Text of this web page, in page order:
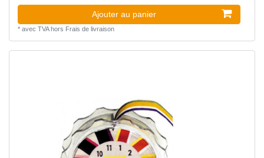
Ajouter au panier
* avec TVAhors Frais de livraison